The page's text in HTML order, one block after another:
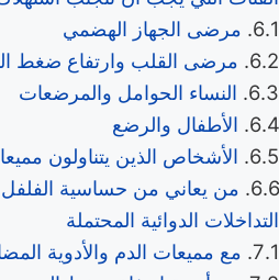
مرضى الجهاز الهضمي
مرضى القلب وارتفاع ضغط
النساء الحوامل والمرضعات
الأطفال والرضع
الأشخاص الذين يتناولون
من يعاني من حساسية الفلفل
التداخلات الدوائية المحتملة
مع مميعات الدم والأدوية